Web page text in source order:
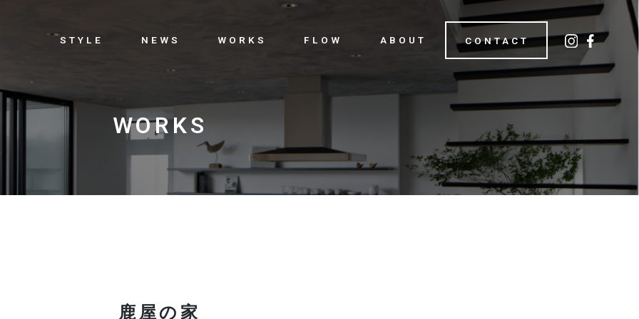
STYLE NEWS WORKS FLOW ABOUT CONTACT
WORKS
鹿屋の家